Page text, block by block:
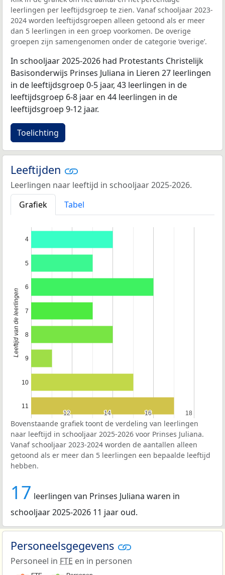
leerlingen per leeftijdsgroep te zien. Vanaf schooljaar 2023-
2024 worden leeftijdsgroepen alleen getoond als er meer
dan 5 leerlingen in een groep voorkomen. De overige
groepen zijn samengenomen onder de categorie ‘overige’.
In schooljaar 2025-2026 had Protestants Christelijk
Basisonderwijs Prinses Juliana in Lieren 27 leerlingen
in de leeftijdsgroep 0-5 jaar, 43 leerlingen in de
leeftijdsgroep 6-8 jaar en 44 leerlingen in de
leeftijdsgroep 9-12 jaar.
Toelichting
Leeftijden
Leerlingen naar leeftijd in schooljaar 2025-2026.
Grafiek
Tabel
12
12 14
14 16
16 18
18
4
5
6
7
8
9
10
11
Leeftijd van de leerlingen
Bovenstaande grafiek toont de verdeling van leerlingen
naar leeftijd in schooljaar 2025-2026 voor Prinses Juliana.
Vanaf schooljaar 2023-2024 worden de aantallen alleen
getoond als er meer dan 5 leerlingen een bepaalde leeftijd
hebben.
17 leerlingen van Prinses Juliana waren in
schooljaar 2025-2026 11 jaar oud.
Personeelsgegevens
Personeel in FTE en in personen